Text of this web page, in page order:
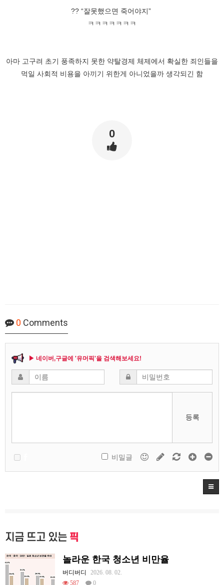
?? “잘못했으면 죽어야지”
ㅋㅋㅋㅋㅋㅋㅋ
아마 고구려 초기 풍족하지 못한 약탈경제 체제에서 확실한 죄인들을
먹일 사회적 비용을 아끼기 위한게 아니었을까 생각되긴 함
0
0 Comments
▶ 네이버,구글에 '유머픽'을 검색해보세요!
등록
비밀글
지금 뜨고 있는 픽
놀라운 한국 청소년 비만율
버디버디
2026. 08. 02.
587
0